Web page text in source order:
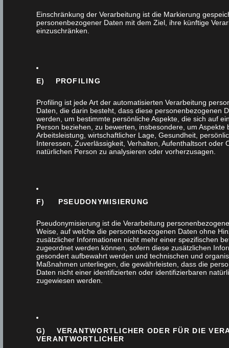
Einbruchschutz
Flurmöbel
Haustür
Innenausbau
Küchen
Massivholz
Möbel
Nachhaltigkeit
Treppen
Einschränkung der Verarbeitung ist die Markierung
personenbezogener Daten mit dem Ziel, ihre künftige
einzuschränken.
E) PROFILING
Profiling ist jede Art der automatisierten Verarbeitung
Daten, die darin besteht, dass diese personenbezogenen
werden, um bestimmte persönliche Aspekte, die sich auf
Person beziehen, zu bewerten, insbesondere, um Aspekte
Arbeitsleistung, wirtschaftlicher Lage, Gesundheit,
Interessen, Zuverlässigkeit, Verhalten, Aufenthaltsort oder
natürlichen Person zu analysieren oder vorherzusagen.
F) PSEUDONYMISIERUNG
Pseudonymisierung ist die Verarbeitung
Weise, auf welche die personenbezogenen Daten ohne
zusätzlicher Informationen nicht mehr einer spezifischen
zugeordnet werden können, sofern diese zusätzlichen
gesondert aufbewahrt werden und technischen und
Maßnahmen unterliegen, die gewährleisten, dass die
Daten nicht einer identifizierten oder identifizierbaren
zugewiesen werden.
G) VERANTWORTLICHER ODER FÜR DIE
VERANTWORTLICHER